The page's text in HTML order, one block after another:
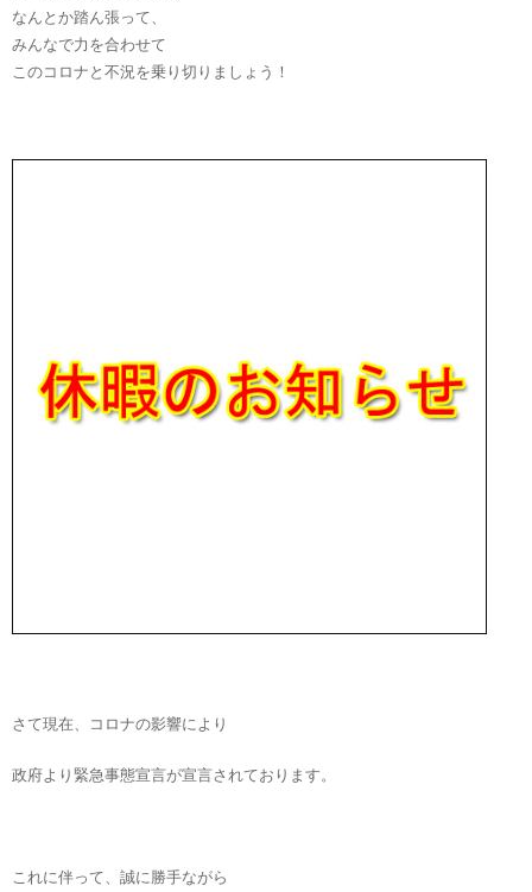
なんとか踏ん張って、
みんなで力を合わせて
このコロナと不況を乗り切りましょう！
さて現在、コロナの影響により
政府より緊急事態宣言が宣言されております。
これに伴って、誠に勝手ながら